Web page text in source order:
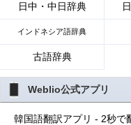
日中・中日辞典
インドネシア語辞典
古語辞典
Weblio公式アプリ
韓国語翻訳アプリ - 2秒で